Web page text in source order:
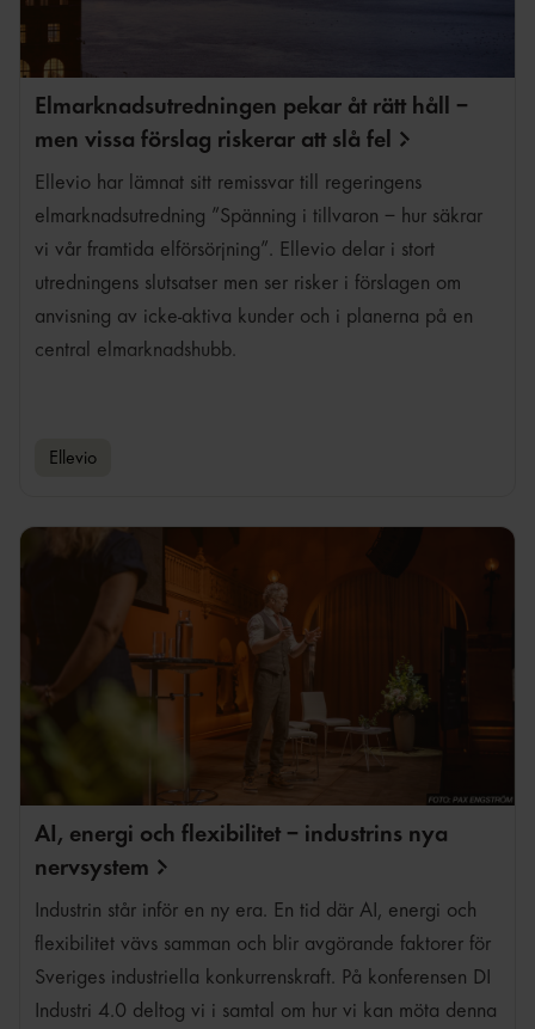
Elmarknadsutredningen pekar åt rätt håll –
men vissa förslag riskerar att slå fel
Ellevio har lämnat sitt remissvar till regeringens
elmarknadsutredning ”Spänning i tillvaron – hur säkrar
vi vår framtida elförsörjning”. Ellevio delar i stort
utredningens slutsatser men ser risker i förslagen om
anvisning av icke-aktiva kunder och i planerna på en
central elmarknadshubb.
Ellevio
AI, energi och flexibilitet – industrins nya
nervsystem
Industrin står inför en ny era. En tid där AI, energi och
flexibilitet vävs samman och blir avgörande faktorer för
Sveriges industriella konkurrenskraft. På konferensen DI
Industri 4.0 deltog vi i samtal om hur vi kan möta denna